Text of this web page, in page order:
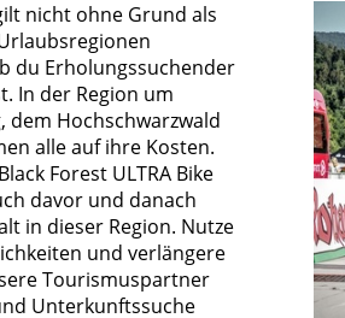
nicht ohne Grund als
du Erholungssuchender
In der Region um
dem Hochschwarzwald
alle auf ihre Kosten.
Forest ULTRA Bike
davor und danach
in dieser Region. Nutze
und verlängere
Tourismuspartner
Unterkunftssuche